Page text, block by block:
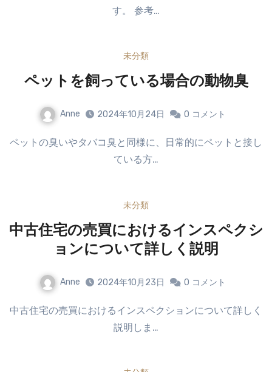
す。 参考…
未分類
ペットを飼っている場合の動物臭
Anne 2024年10月24日 0 コメント
ペットの臭いやタバコ臭と同様に、日常的にペットと接し
ている方…
未分類
中古住宅の売買におけるインスペクシ
ョンについて詳しく説明
Anne 2024年10月23日 0 コメント
中古住宅の売買におけるインスペクションについて詳しく
説明しま…